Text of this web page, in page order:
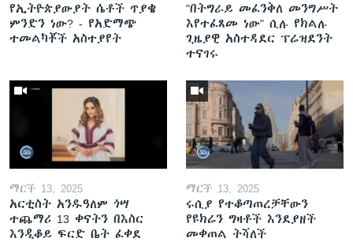
የኢትዮጵያውያት ሴቶች ጥያቄ
ምንድን ነው? - የአድማጭ
ተመልካቾች አስተያየት
"በትግራይ መፈንቅለ መንግሥት
እየተፈጸመ ነው" ሲሉ የክልሉ
ጊዜያዊ አስተዳደር ፕሬዝደንት
ተናገሩ
ማርች 13, 2025
አርቲስት አንዱዓለም ጎሣ
ተጨማሪ 13 ቀናትን በእስር
እንዲቆይ ፍርድ ቤት ፈቀደ
ማርች 13, 2025
ሩሲያ የተቆጣጠረቻቸውን
የዩክሬን ግዛቶች እንደያዘች
መቀጠል ትሻለች